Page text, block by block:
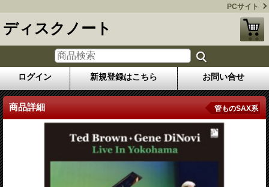
PCサイト
ディスクノート
ログイン 新規登録はこちら お問い合せ
商品詳細 管ものSAX系